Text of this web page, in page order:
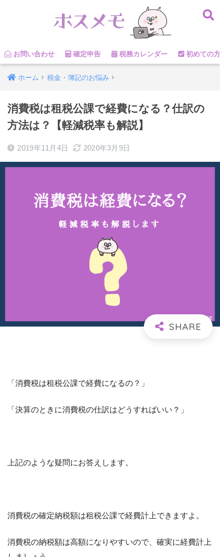
お問い合わせ 確定申告 税務カレンダー 初めての
ホーム 税金・簿記のお悩み
消費税は租税公課で経費になる？仕訳の
方法は？【軽減税率も解説】
2019年11月4日 2020年3月9日
「消費税は租税公課で経費になるの？」
「決算のときに消費税の仕訳はどうすればいい？」
上記のような疑問にお答えします。
消費税の確定納税額は租税公課で経費計上できますよ。
消費税の納税額は高額になりやすいので、確実に経費計上